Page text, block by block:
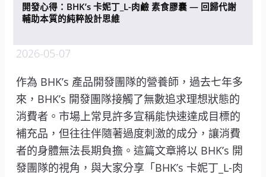
開發心得：BHK’s 卡妮丁_L-肉鹼 素食膠囊 — 回歸代謝
輔助本質的純粹設計思維
2026-05-07
作為 BHK’s 產品開發團隊的營養師，過去七年多
來，BHK’s 開發團隊接觸了無數追求理想狀態的
消費者。市場上常見許多宣稱能快速達成目標的
補充品，但往往伴隨著過度刺激的成分，讓消費
者的身體無法長期負擔。這篇文章將以 BHK’s 開
發團隊的視角，與大家分享「BHK’s 卡妮丁_L-肉